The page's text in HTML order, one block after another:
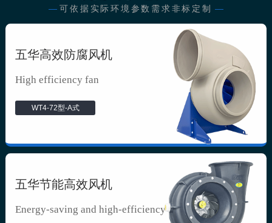
— 可依据实际环境参数需求非标定制 —
五华高效防腐风机
High efficiency fan
WT4-72型-A式
五华节能高效风机
Energy-saving and high-efficiency f...